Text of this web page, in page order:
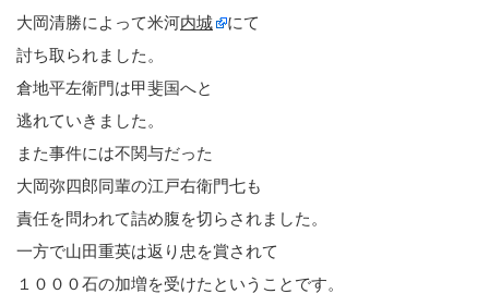
大岡清勝によって米河内城
にて
討ち取られました。
倉地平左衛門は甲斐国へと
逃れていきました。
また事件には不関与だった
大岡弥四郎同輩の江戸右衛門七も
責任を問われて詰め腹を切らされました。
一方で山田重英は返り忠を賞されて
１０００石の加増を受けたということです。